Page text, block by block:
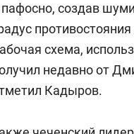
пафосно, создав
схема,
недавно от
Кадыров.